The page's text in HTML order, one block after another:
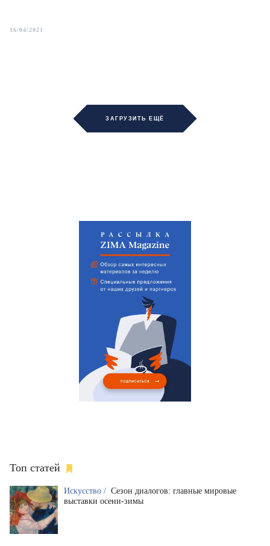
16/04/2021
ЗАГРУЗИТЬ ЕЩЁ
Топ статей
Искусство / Сезон диалогов: главные мировые
выставки осени-зимы